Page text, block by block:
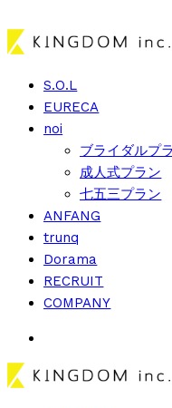
S.O.L
EURECA
noi
ブライダルプ
成人式プラン
七五三プラン
ANFANG
trunq
Dorama
RECRUIT
COMPANY